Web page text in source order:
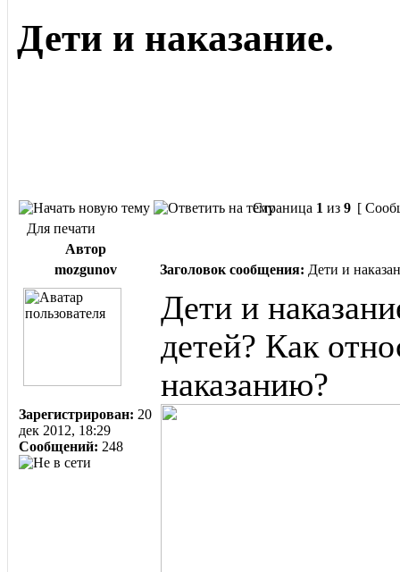
Дети и наказание.
Страница 1 из 9 [
Для печати
Автор
mozgunov
Заголовок сообщения: Дети и
Зарегистрирован: 20
дек 2012, 18:29
Сообщений: 248
Дети и
детей? Как
наказанию?